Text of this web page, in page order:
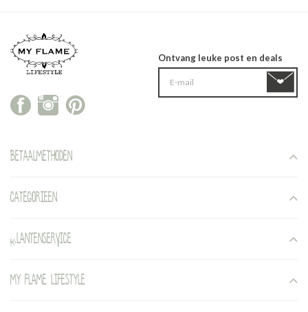
Ontvang leuke post en deals
Betaalmethoden
Categorieen
Klantenservice
My Flame Lifestyle